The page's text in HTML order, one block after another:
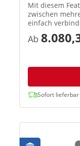
Mit diesem
zwischen
einfach
ein Full-Mesh-
Topologie oder
einrichten,
Ab
Sofort lieferbar